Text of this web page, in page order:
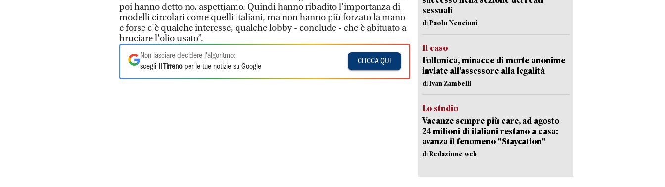
poi hanno detto no, aspettiamo. Quindi hanno ribadito l'importanza di
modelli circolari come quelli italiani, ma non hanno più forzato la mano
e forse c'è qualche interesse, qualche lobby - conclude - che è abituato a
bruciare l'olio usato”.
Non lasciare decidere l'algoritmo:
scegli
Il Tirrenoper le tue notizie su Google
CLICCA QUI
sessuali
di Paolo Nencioni
Il caso
Follonica, minacce di morte anonime
inviate all’assessore alla legalità
di Ivan Zambelli
Lo studio
Vacanze sempre più care, ad agosto
24 milioni di italiani restano a casa:
avanza il fenomeno "Staycation"
di Redazione web